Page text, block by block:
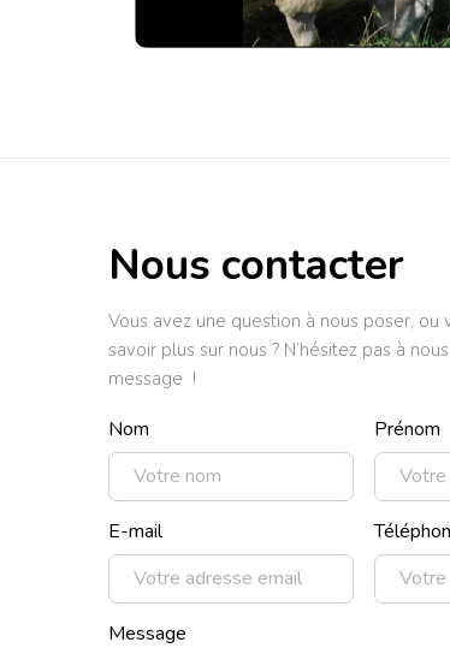
Nous contacter
Vous avez une question à nous poser, ou
savoir plus sur nous ? N’hésitez pas à
message !
Nom Prénom
E-mail
Message